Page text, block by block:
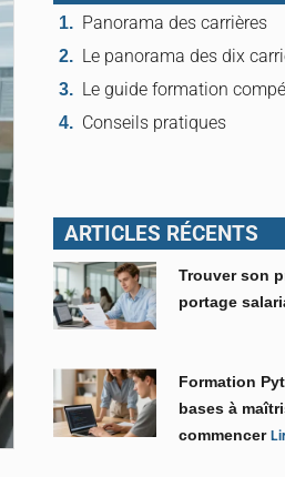
Panorama des carrières
Conseils pratiques
ARTICLES RÉCENTS
Trouver son
portage
Formation
bases à
commencer